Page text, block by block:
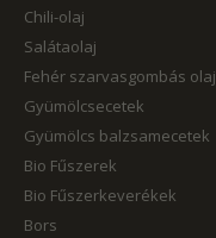
Chili-olaj
Salátaolaj
Fehér szarvasgombás olaj
Gyümölcsecetek
Gyümölcs balzsamecetek
Bio Fűszerek
Bio Fűszerkeverékek
Bors